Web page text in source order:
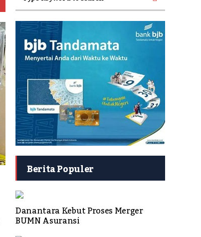
Berita Populer
Danantara Kebut Proses Merger
BUMN Asuransi